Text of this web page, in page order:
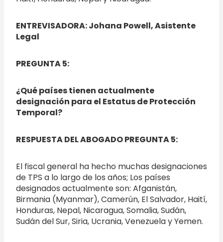
ENTREVISADORA: Johana Powell, Asistente
Legal
PREGUNTA 5:
¿Qué países tienen actualmente
designación para el Estatus de Protección
Temporal?
RESPUESTA DEL ABOGADO PREGUNTA 5:
El fiscal general ha hecho muchas designaciones
de TPS a lo largo de los años; Los países
designados actualmente son: Afganistán,
Birmania (Myanmar), Camerún, El Salvador, Haití,
Honduras, Nepal, Nicaragua, Somalia, Sudán,
Sudán del Sur, Siria, Ucrania, Venezuela y Yemen.